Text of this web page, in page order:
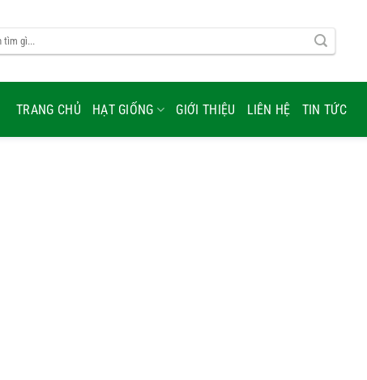
TRANG CHỦ HẠT GIỐNG GIỚI THIỆU LIÊN HỆ TIN TỨC